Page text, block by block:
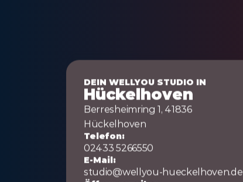
DEIN WELLYOU STUDIO IN
Hückelhoven
Berresheimring 1, 41836
Hückelhoven
Telefon:
02433 5266550
E-Mail:
studio@wellyou-hueckelhoven.de